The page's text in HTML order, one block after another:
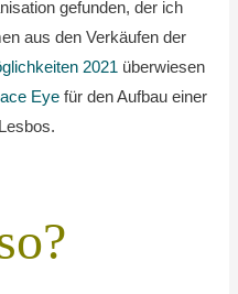
gefunden, der ich
aus den Verkäufen der
2021 überwiesen
Eye für den Aufbau einer